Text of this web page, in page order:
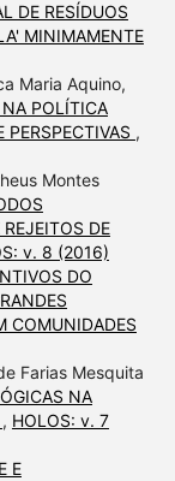
DE RESÍDUOS
MINIMAMENTE
Maria Aquino,
POLÍTICA
PERSPECTIVAS ,
Montes
DE
v. 8 (2016)
DO
COMUNIDADES
Farias Mesquita
NA
, HOLOS: v. 7
E